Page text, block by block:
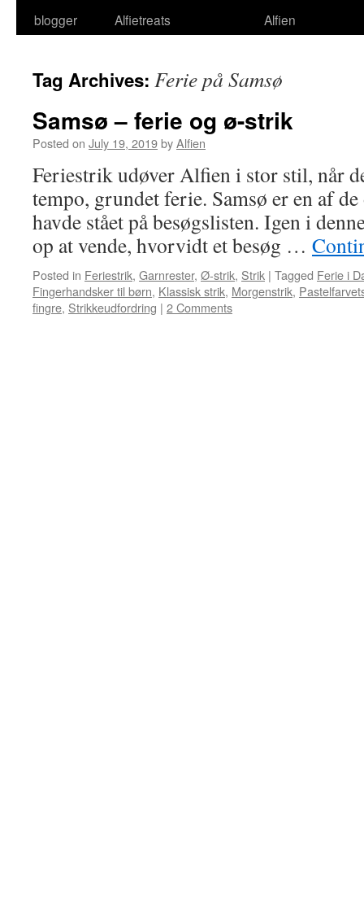
blogger
Alfietreats
Alfien
Tag Archives: Ferie på Samsø
Samsø – ferie og ø-strik
Posted on July 19, 2019byAlfien
Feriestrik udøver Alfien i stor stil, når
tempo, grundet ferie. Samsø er en af
havde stået på besøgslisten. Igen i
op at vende, hvorvidt et besøg …
Posted in Feriestrik, Garnrester, Ø-strik, Strik | Tagged Ferie i
Fingerhandsker til børn, Klassisk strik, Morgenstrik,
fingre, Strikkeudfordring | 2 Comments